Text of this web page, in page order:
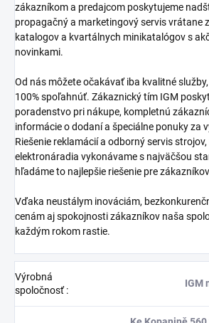
zákazníkom a predajcom poskytujeme
propagačný a marketingový servis vrátane
katalogov a kvartálnych minikatalógov s
novinkami.
Od nás môžete očakávať iba kvalitné
100% spoľahnúť. Zákaznický tím IGM
poradenstvo pri nákupe, kompletnú
informácie o dodaní a špeciálne ponuky za
Riešenie reklamácií a odborný servis
elektronáradia vykonávame s najväčšou
hľadáme to najlepšie riešenie pre
Vďaka neustálym inováciám,
cenám aj spokojnosti zákazníkov naša
každým rokom rastie.
Výrobná
spoločnosť:
IGM